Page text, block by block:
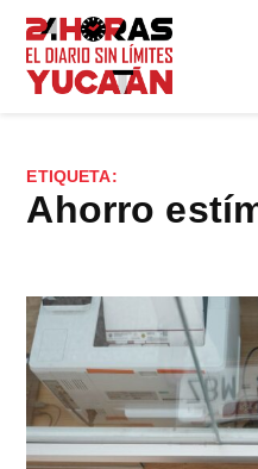
Saltar
contenido
ETIQUETA:
ahorro